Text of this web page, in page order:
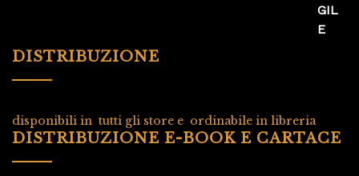
DISTRIBUZIONE
disponibili in tutti gli store e ordinabile in libreria
DISTRIBUZIONE E-BOOK E CARTACE